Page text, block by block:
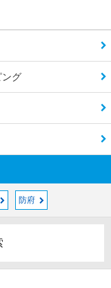
ング
防府